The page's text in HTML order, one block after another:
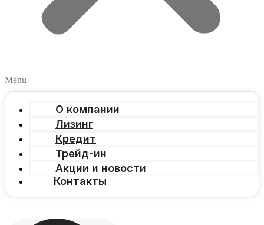
Menu
О компании
Лизинг
Кредит
Трейд-ин
Акции и новости
Контакты